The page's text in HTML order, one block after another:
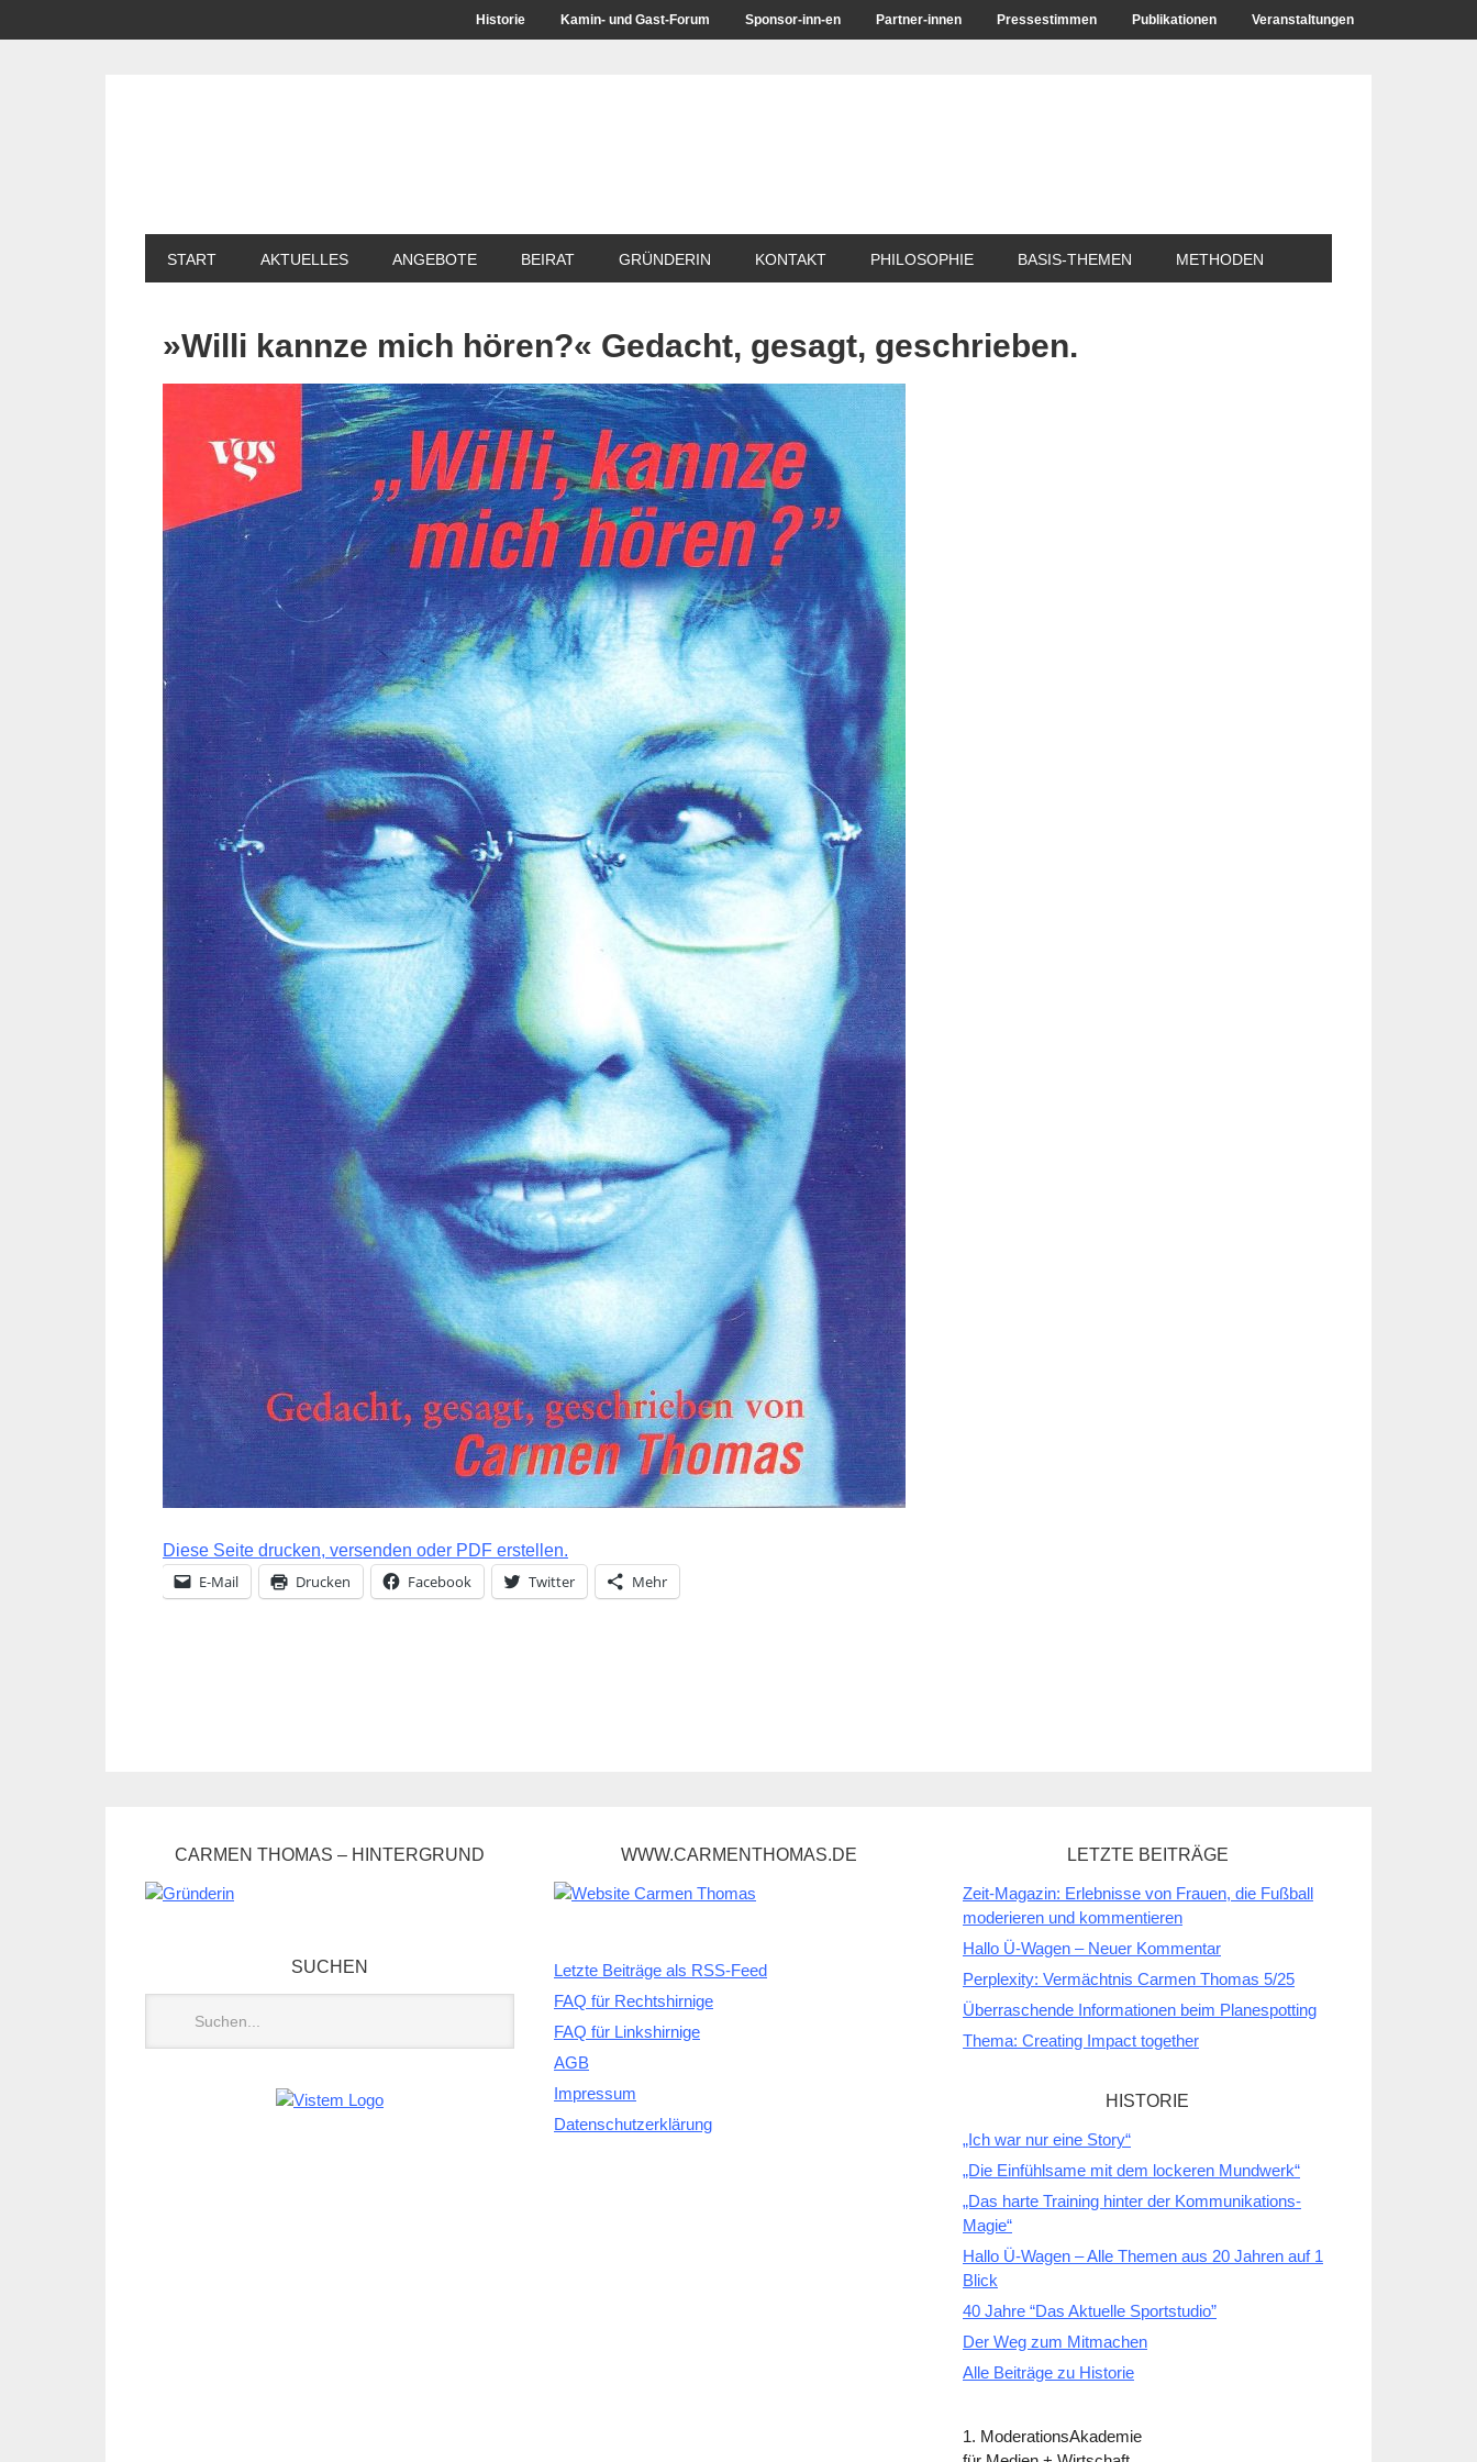
Historie Kamin- und Gast-Forum Sponsor-inn-en Partner-innen Pressestimmen Publikationen Veranstaltungen
START AKTUELLES ANGEBOTE BEIRAT GRÜNDERIN KONTAKT PHILOSOPHIE BASIS-THEMEN METHODEN
»Willi kannze mich hören?« Gedacht, gesagt, geschrieben.
Diese Seite drucken, versenden oder PDF erstellen.
E-Mail Drucken Facebook Twitter Mehr
CARMEN THOMAS – HINTERGRUND
SUCHEN
WWW.CARMENTHOMAS.DE
Letzte Beiträge als RSS-Feed
FAQ für Rechtshirnige
FAQ für Linkshirnige
AGB
Impressum
Datenschutzerklärung
LETZTE BEITRÄGE
Zeit-Magazin: Erlebnisse von Frauen, die Fußball
moderieren und kommentieren
Hallo Ü-Wagen – Neuer Kommentar
Perplexity: Vermächtnis Carmen Thomas 5/25
Überraschende Informationen beim Planespotting
Thema: Creating Impact together
HISTORIE
„Ich war nur eine Story“
„Die Einfühlsame mit dem lockeren Mundwerk“
„Das harte Training hinter der Kommunikations-
Magie“
Hallo Ü-Wagen – Alle Themen aus 20 Jahren auf 1
Blick
40 Jahre “Das Aktuelle Sportstudio”
Der Weg zum Mitmachen
Alle Beiträge zu Historie
1. ModerationsAkademie